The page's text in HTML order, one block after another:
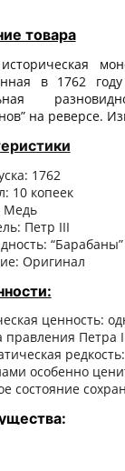
товара
в 1762
на реверсе.
1762
10 копеек
Медь
Петр III
“Барабаны”
Оригинал
ценность:
правления Петра
особенно
состояние